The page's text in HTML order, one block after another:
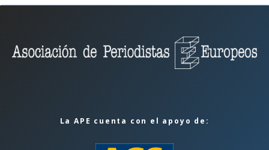
La APE cuenta con el apoyo de: